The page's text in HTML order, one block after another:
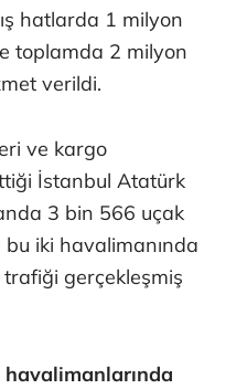
hatlarda 1 milyon
toplamda 2 milyon
verildi.
ve kargo
İstanbul Atatürk
3 bin 566 uçak
bu iki havalimanında
gerçekleşmiş